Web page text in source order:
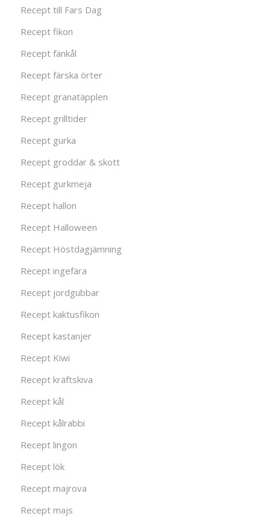
Recept till Fars Dag
Recept fikon
Recept fänkål
Recept färska örter
Recept granatäpplen
Recept grilltider
Recept gurka
Recept groddar & skott
Recept gurkmeja
Recept hallon
Recept Halloween
Recept Höstdagjämning
Recept ingefära
Recept jordgubbar
Recept kaktusfikon
Recept kastanjer
Recept Kiwi
Recept kräftskiva
Recept kål
Recept kålrabbi
Recept lingon
Recept lök
Recept majrova
Recept majs